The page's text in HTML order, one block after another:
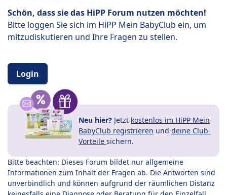
Schön, dass sie das HiPP Forum nutzen möchten!
Bitte loggen Sie sich im HiPP Mein BabyClub ein, um
mitzudiskutieren und Ihre Fragen zu stellen.
Login
Neu hier? Jetzt kostenlos im HiPP Mein
BabyClub registrieren und deine Club-
Vorteile sichern.
Bitte beachten: Dieses Forum bildet nur allgemeine
Informationen zum Inhalt der Fragen ab. Die Antworten sind
unverbindlich und können aufgrund der räumlichen Distanz